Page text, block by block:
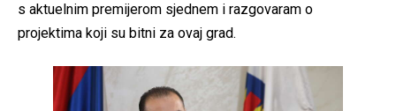
s aktuelnim premijerom sjednem i razgovaram o
projektima koji su bitni za ovaj grad.